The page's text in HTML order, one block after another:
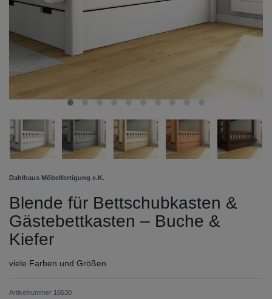
Dahlhaus Möbelfertigung e.K.
Blende für Bettschubkasten &
Gästebettkasten – Buche &
Kiefer
viele Farben und Größen
Artikelnummer 16530